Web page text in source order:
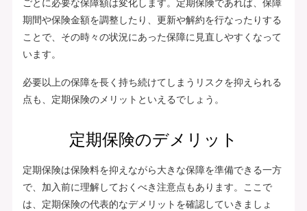
ごとに必要な保障額は変化します。定期保険であれば、保障
期間や保険金額を調整したり、更新や解約を行なったりする
ことで、その時々の状況にあった保障に見直しやすくなって
います。
必要以上の保障を長く持ち続けてしまうリスクを抑えられる
点も、定期保険のメリットといえるでしょう。
定期保険のデメリット
定期保険は保険料を抑えながら大きな保障を準備できる一方
で、加入前に理解しておくべき注意点もあります。ここで
は、定期保険の代表的なデメリットを確認していきましょ